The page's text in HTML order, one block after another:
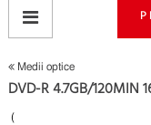
Medii optice
DVD-R 4.7GB/120MIN
(